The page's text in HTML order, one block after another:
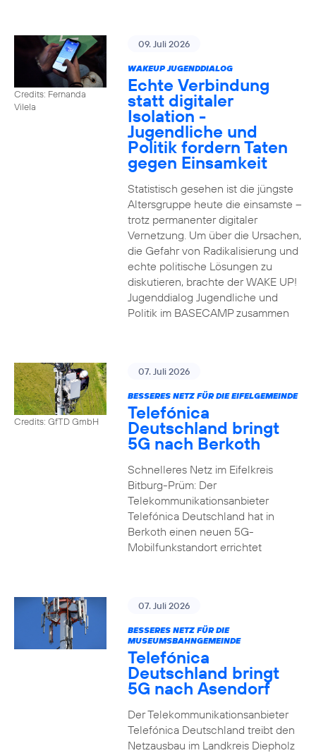
Credits: Fernanda
Vilela
09. Juli 2026
WAKEUP JUGENDDIALOG
Echte Verbindung
statt digitaler
Isolation -
Jugendliche und
Politik fordern Taten
gegen Einsamkeit
Statistisch gesehen ist die jüngste
Altersgruppe heute die einsamste –
trotz permanenter digitaler
Vernetzung. Um über die Ursachen,
die Gefahr von Radikalisierung und
echte politische Lösungen zu
diskutieren, brachte der WAKE UP!
Jugenddialog Jugendliche und
Politik im BASECAMP zusammen
Credits: GfTD GmbH
07. Juli 2026
BESSERES NETZ FÜR DIE EIFELGEMEINDE
Telefónica
Deutschland bringt
5G nach Berkoth
Schnelleres Netz im Eifelkreis
Bitburg-Prüm: Der
Telekommunikationsanbieter
Telefónica Deutschland hat in
Berkoth einen neuen 5G-
Mobilfunkstandort errichtet
07. Juli 2026
BESSERES NETZ FÜR DIE
MUSEUMSBAHNGEMEINDE
Telefónica
Deutschland bringt
5G nach Asendorf
Der Telekommunikationsanbieter
Telefónica Deutschland treibt den
Netzausbau im Landkreis Diepholz